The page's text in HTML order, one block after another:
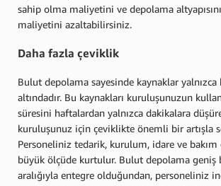
sahip olma maliyetini ve depolama
maliyetini azaltabilirsiniz.
Daha fazla çeviklik
Bulut depolama sayesinde kaynaklar
altındadır. Bu kaynakları kuruluşunuzun
süresini haftalardan yalnızca dakikalara
kuruluşunuz için çeviklikte önemli bir artışla
Personeliniz tedarik, kurulum, idare ve
büyük ölçüde kurtulur. Bulut depolama geniş
aralığıyla entegre olduğundan, personeliniz